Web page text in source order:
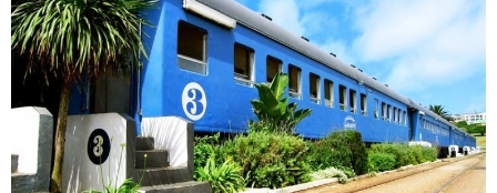
დაკავებულია 3 პირი, მათ შორის 2
არასრულწლოვანი - პოლიცია, თბილისში
კურიერზე ჯგუფურად ძალადობის საქმეზე
ინფორმაციას ავრცელებს